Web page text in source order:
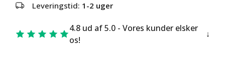
Leveringstid: 1-2 uger
4.8 ud af 5.0 - Vores kunder elsker
os!